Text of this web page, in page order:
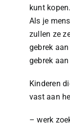
kunt kopen.
​Als je
zullen ze
gebrek
gebrek
Kinderen
vast aan
– werk